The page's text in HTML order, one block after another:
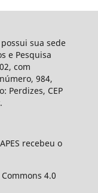
sua sede
e Pesquisa
com
984,
Perdizes, CEP
recebeu o
4.0